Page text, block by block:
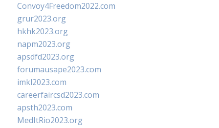
Convoy4Freedom2022.com
grur2023.org
hkhk2023.org
napm2023.org
apsdfd2023.org
forumausape2023.com
imkl2023.com
careerfaircsd2023.com
apsth2023.com
MedItRio2023.org